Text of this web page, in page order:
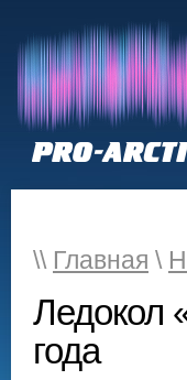
\\ Главная \
Ледокол
года